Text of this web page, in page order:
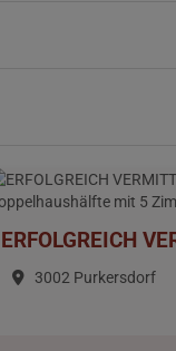
3002 Purkersdorf